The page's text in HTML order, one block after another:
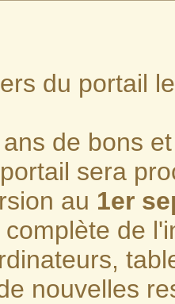
du portail
de bons
sera
au 1er
de
nouvelles